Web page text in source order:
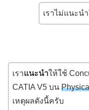
เราไม่แนะน
เราแนะนำให้ใช้
CATIA V5 บน
เหตุผลดังนี้ครับ